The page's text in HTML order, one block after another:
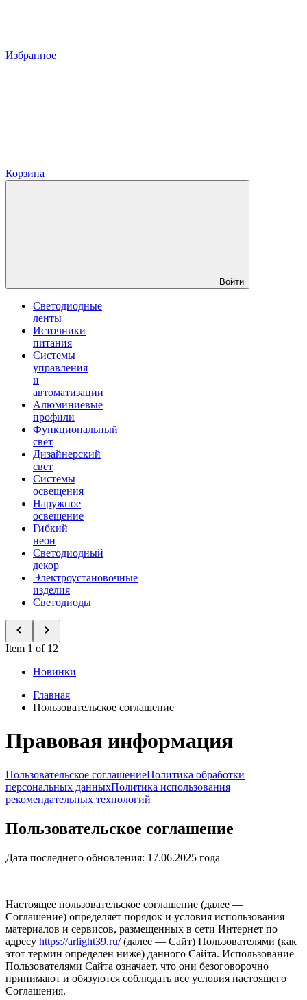
Избранное
Корзина
Войти
Светодиодные
ленты
Источники
питания
Системы
управления
и
автоматизации
Алюминиевые
профили
Функциональный
свет
Дизайнерский
свет
Системы
освещения
Наружное
освещение
Гибкий
неон
Светодиодный
декор
Электроустановочные
изделия
Светодиоды
Item 1 of 12
Новинки
Главная
Пользовательское соглашение
Правовая информация
Пользовательское соглашениеПолитика обработки
персональных данныхПолитика использования
рекомендательных технологий
Пользовательское соглашение
Дата последнего обновления: 17.06.2025 года
Настоящее пользовательское соглашение (далее —
Соглашение) определяет порядок и условия использования
материалов и сервисов, размещенных в сети Интернет по
адресу https://arlight39.ru/(далее — Сайт) Пользователями (как
этот термин определен ниже) данного Сайта. Использование
Пользователями Сайта означает, что они безоговорочно
принимают и обязуются соблюдать все условия настоящего
Соглашения.